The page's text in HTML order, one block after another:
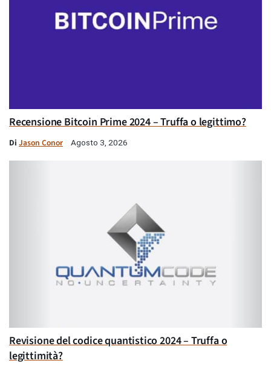
Recensione Bitcoin Prime 2024 – Truffa o legittimo?
Di Jason Conor Agosto 3, 2026
Revisione del codice quantistico 2024 – Truffa o
legittimità?